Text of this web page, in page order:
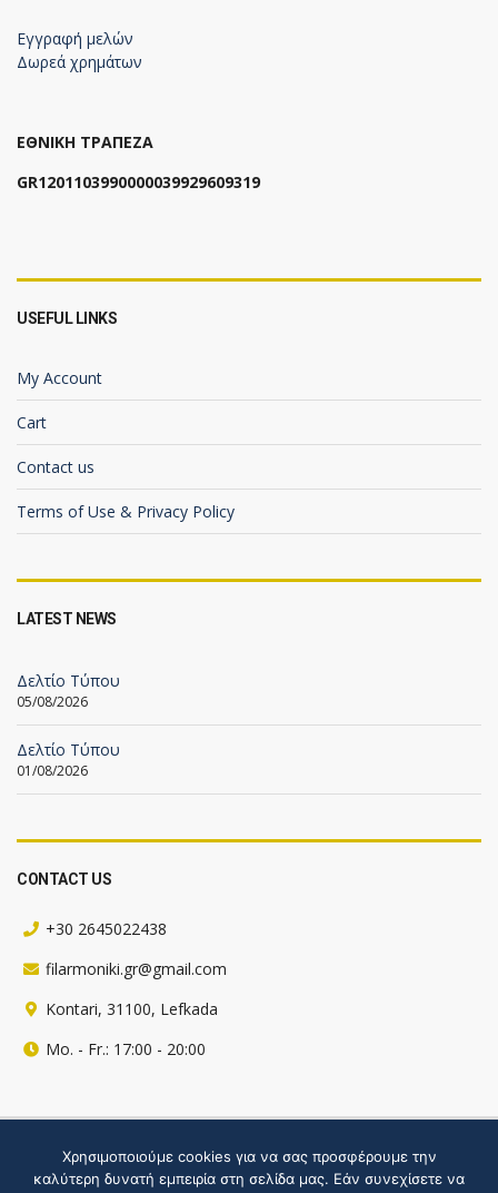
Εγγραφή μελών
Δωρεά χρημάτων
ΕΘΝΙΚΗ ΤΡΑΠΕΖΑ
GR1201103990000039929609319
USEFUL LINKS
My Account
Cart
Contact us
Terms of Use & Privacy Policy
LATEST NEWS
Δελτίο Τύπου
05/08/2026
Δελτίο Τύπου
01/08/2026
CONTACT US
+30 2645022438
filarmoniki.gr@gmail.com
Kontari, 31100, Lefkada
Mo. - Fr.: 17:00 - 20:00
Πληροφορίες για την ιστοσελίδα
Hosted by webgate
Χρησιμοποιούμε cookies για να σας προσφέρουμε την
καλύτερη δυνατή εμπειρία στη σελίδα μας. Εάν συνεχίσετε να